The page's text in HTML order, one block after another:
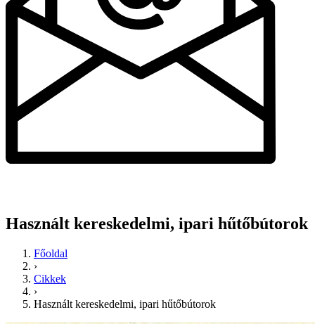
Használt kereskedelmi, ipari hűtőbútorok
Főoldal
›
Cikkek
›
Használt kereskedelmi, ipari hűtőbútorok